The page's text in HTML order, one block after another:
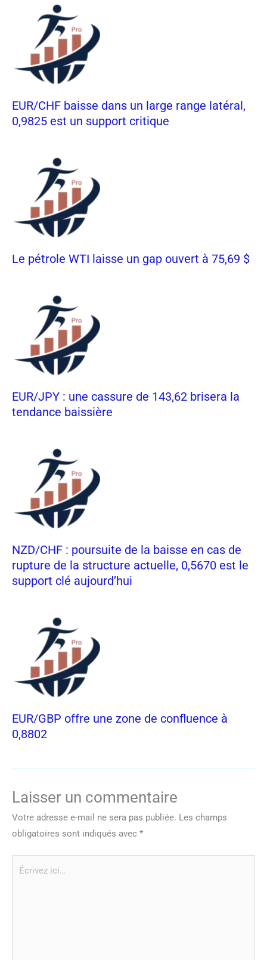
EUR/CHF baisse dans un large range latéral,
0,9825 est un support critique
Le pétrole WTI laisse un gap ouvert à 75,69 $
EUR/JPY : une cassure de 143,62 brisera la
tendance baissière
NZD/CHF : poursuite de la baisse en cas de
rupture de la structure actuelle, 0,5670 est le
support clé aujourd’hui
EUR/GBP offre une zone de confluence à
0,8802
Laisser un commentaire
Votre adresse e-mail ne sera pas publiée. Les champs
obligatoires sont indiqués avec *